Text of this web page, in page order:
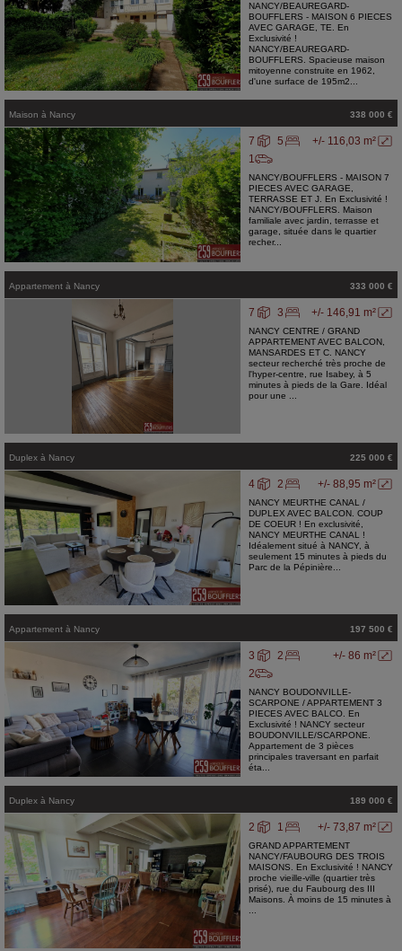
NANCY/BEAUREGARD-
BOUFFLERS - MAISON 6 PIECES
AVEC GARAGE, TE. En
Exclusivité !
NANCY/BEAUREGARD-
BOUFFLERS. Spacieuse maison
mitoyenne construite en 1962,
d'une surface de 195m2...
Maison à Nancy 338 000 €
+/- 116,03 m²
7
5
1
NANCY/BOUFFLERS - MAISON 7
PIECES AVEC GARAGE,
TERRASSE ET J. En Exclusivité !
NANCY/BOUFFLERS. Maison
familiale avec jardin, terrasse et
garage, située dans le quartier
recher...
Appartement à Nancy 333 000 €
+/- 146,91 m²
7 3
NANCY CENTRE / GRAND
APPARTEMENT AVEC BALCON,
MANSARDES ET C. NANCY
secteur recherché très proche de
l'hyper-centre, rue Isabey, à 5
minutes à pieds de la Gare. Idéal
pour une ...
Duplex à Nancy 225 000 €
+/- 88,95 m²
4 2
NANCY MEURTHE CANAL /
DUPLEX AVEC BALCON. COUP
DE COEUR ! En exclusivité,
NANCY MEURTHE CANAL !
Idéalement situé à NANCY, à
seulement 15 minutes à pieds du
Parc de la Pépinière...
Appartement à Nancy 197 500 €
+/- 86 m²
3
2
2
NANCY BOUDONVILLE-
SCARPONE / APPARTEMENT 3
PIECES AVEC BALCO. En
Exclusivité ! NANCY secteur
BOUDONVILLE/SCARPONE.
Appartement de 3 pièces
principales traversant en parfait
éta...
Duplex à Nancy 189 000 €
+/- 73,87 m²
2 1
GRAND APPARTEMENT
NANCY/FAUBOURG DES TROIS
MAISONS. En Exclusivité ! NANCY
proche vieille-ville (quartier très
prisé), rue du Faubourg des III
Maisons. À moins de 15 minutes à